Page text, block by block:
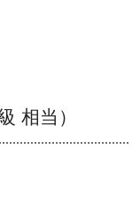
相当）